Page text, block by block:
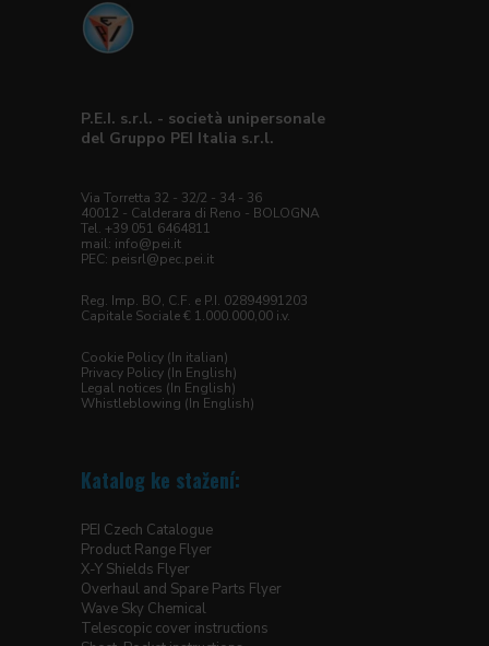
P.E.I. s.r.l. - società unipersonale
del Gruppo PEI Italia s.r.l.
Via Torretta 32 - 32/2 - 34 - 36
40012 - Calderara di Reno - BOLOGNA
Tel. +39 051 6464811
mail: info@pei.it
PEC: peisrl@pec.pei.it
Reg. Imp. BO, C.F. e P.I. 02894991203
Capitale Sociale € 1.000.000,00 i.v.
Cookie Policy (In italian)
Privacy Policy (In English)
Legal notices (In English)
Whistleblowing (In English)
Katalog ke stažení:
PEI Czech Catalogue
Product Range Flyer
X-Y Shields Flyer
Overhaul and Spare Parts Flyer
Wave Sky Chemical
Telescopic cover instructions